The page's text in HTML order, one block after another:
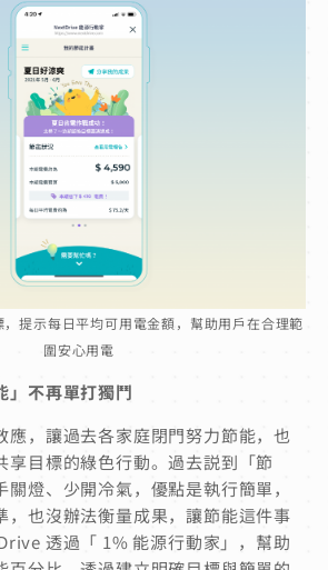
提示每日平均可用電金額，幫助用戶在合理範
圍安心用電
」不再單打獨鬥
應，讓過去各家庭閉門努力節能，也
享目標的綠色行動。過去説到「節
燈、少開冷氣，優點是執行簡單，
，也沒辦法衡量成果，讓節能這件事
透過「 1% 能源行動家」，幫助